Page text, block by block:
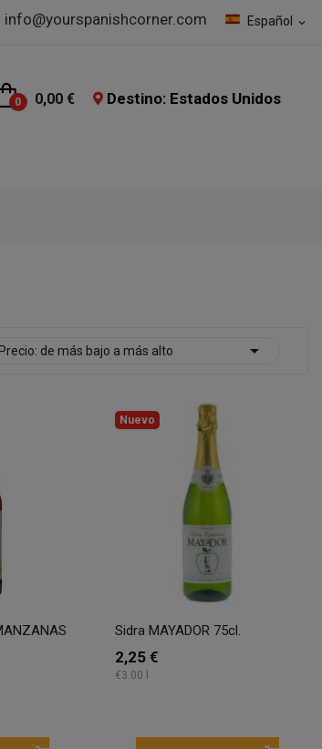
Español expand_more
info@yourspanishcorner.com
0 0,00 € Destino: Estados Unidos
Precio: de más bajo a más alto 
Nuevo
Sidra MAYADOR 75cl.
2,25 €
€3.00 l